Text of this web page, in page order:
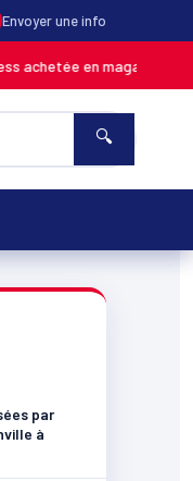
Envoyer une info
MARTINIQUE
🔍
par
à